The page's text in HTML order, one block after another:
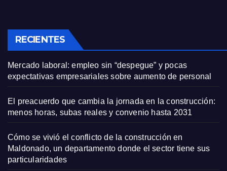
RECIENTES
Mercado laboral: empleo sin “despegue” y pocas
expectativas empresariales sobre aumento de personal
El preacuerdo que cambia la jornada en la construcción:
menos horas, subas reales y convenio hasta 2031
Cómo se vivió el conflicto de la construcción en
Maldonado, un departamento donde el sector tiene sus
particularidades